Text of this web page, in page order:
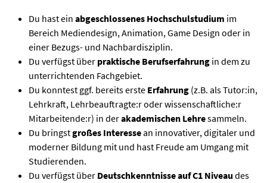
Du hast ein abgeschlossenes Hochschulstudium im
Bereich Mediendesign, Animation, Game Design oder in
einer Bezugs- und Nachbardisziplin.
Du verfügst über praktische Berufserfahrung in dem zu
unterrichtenden Fachgebiet.
Du konntest ggf. bereits erste Erfahrung (z.B. als Tutor:in,
Lehrkraft, Lehrbeauftragte:r oder wissenschaftliche:r
Mitarbeitende:r) in derakademischen Lehresammeln.
Du bringstgroßes Interessean innovativer, digitaler und
moderner Bildung mit und hast Freude am Umgang mit
Studierenden.
Du verfügst über Deutschkenntnisse auf C1 Niveau des